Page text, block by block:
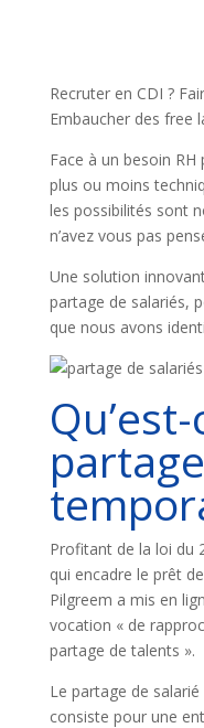
Recruter en CDI ?
Embaucher des free
Face à un besoin
plus ou moins
les possibilités sont
n’avez vous pas
Une solution
partage de salariés,
que nous avons
Profitant de la loi du
qui encadre le prêt
Pilgreem a mis en
vocation « de
partage de talents ».
Le partage de
consiste pour une